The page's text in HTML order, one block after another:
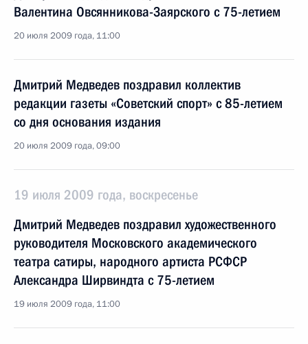
Валентина Овсянникова-Заярского с 75-летием
20 июля 2009 года, 11:00
Дмитрий Медведев поздравил коллектив
редакции газеты «Советский спорт» с 85-летием
со дня основания издания
20 июля 2009 года, 09:00
19 июля 2009 года, воскресенье
Дмитрий Медведев поздравил художественного
руководителя Московского академического
театра сатиры, народного артиста РСФСР
Александра Ширвиндта с 75-летием
19 июля 2009 года, 11:00